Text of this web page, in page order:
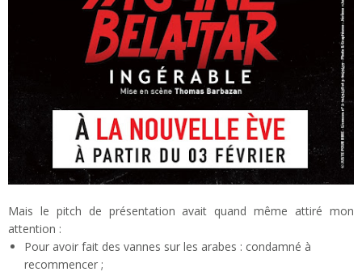
Mais le pitch de présentation avait quand même attiré mon
attention :
Pour avoir fait des vannes sur les arabes : condamné à
recommencer ;